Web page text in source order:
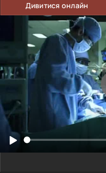
Дивитися онлайн